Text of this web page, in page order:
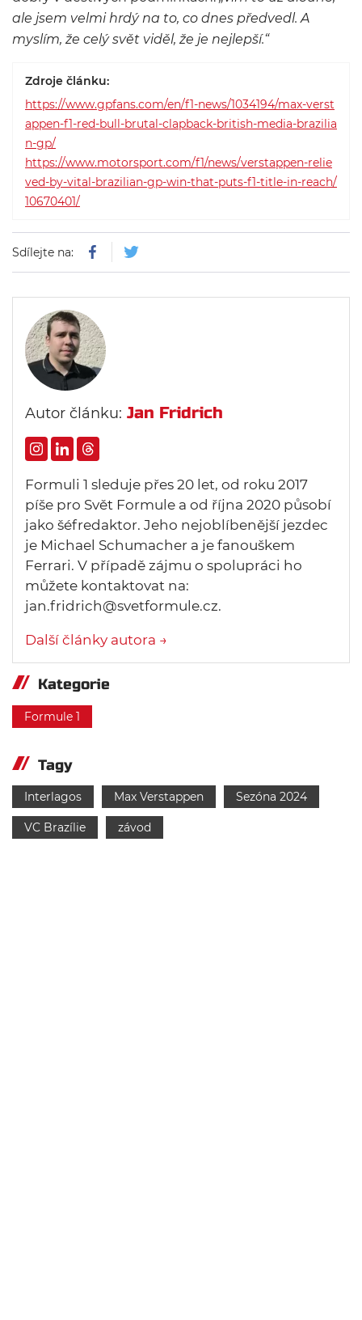
ale jsem velmi hrdý na to, co dnes předvedl. A
myslím, že celý svět viděl, že je nejlepší.“
Zdroje článku:
https://www.gpfans.com/en/f1-news/1034194/max-verst
appen-f1-red-bull-brutal-clapback-british-media-brazilia
n-gp/
https://www.motorsport.com/f1/news/verstappen-relie
ved-by-vital-brazilian-gp-win-that-puts-f1-title-in-reach/
10670401/
Sdílejte na:
Autor článku: Jan Fridrich
Formuli 1 sleduje přes 20 let, od roku 2017
píše pro Svět Formule a od října 2020 působí
jako šéfredaktor. Jeho nejoblíbenější jezdec
je Michael Schumacher a je fanouškem
Ferrari. V případě zájmu o spolupráci ho
můžete kontaktovat na:
jan.fridrich@svetformule.cz.
Další články autora →
Kategorie
Formule 1
Tagy
Interlagos Max Verstappen Sezóna 2024
VC Brazílie závod